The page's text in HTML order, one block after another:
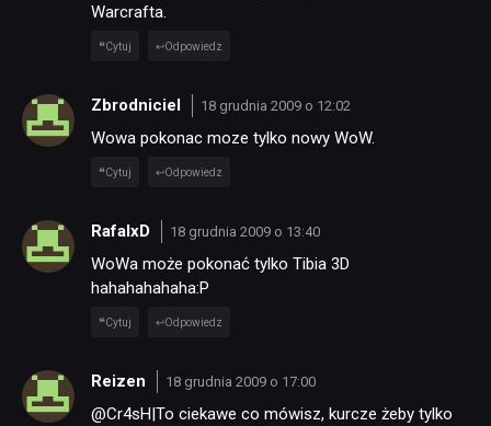
Warcrafta.
Cytuj Odpowiedz
Zbrodniciel 18 grudnia 2009 o 12:02
Wowa pokonac moze tylko nowy WoW.
Cytuj Odpowiedz
RafalxD 18 grudnia 2009 o 13:40
WoWa może pokonać tylko Tibia 3D
hahahahahaha:P
Cytuj Odpowiedz
Reizen 18 grudnia 2009 o 17:00
@Cr4sH|To ciekawe co mówisz, kurcze żeby tylko